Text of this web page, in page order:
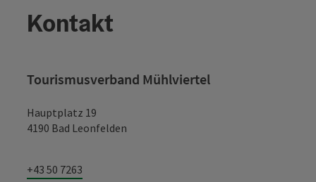
Kontakt
Tourismusverband Mühlviertel
Hauptplatz 19
4190 Bad Leonfelden
+43 50 7263